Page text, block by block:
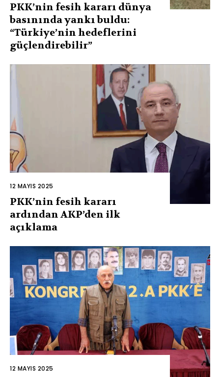
PKK’nin fesih kararı dünya
basınında yankı buldu:
“Türkiye’nin hedeflerini
güçlendirebilir”
12 MAYIS 2025
PKK’nin fesih kararı
ardından AKP’den ilk
açıklama
12 MAYIS 2025